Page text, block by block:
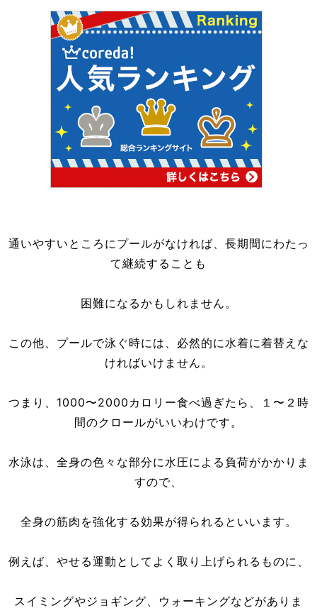
通いやすいところにプールがなければ、長期間にわたっ
て継続することも
困難になるかもしれません。
この他、プールで泳ぐ時には、必然的に水着に着替えな
ければいけません。
つまり、1000〜2000カロリー食べ過ぎたら、１〜２時
間のクロールがいいわけです。
水泳は、全身の色々な部分に水圧による負荷がかかりま
すので、
全身の筋肉を強化する効果が得られるといいます。
例えば、やせる運動としてよく取り上げられるものに、
スイミングやジョギング、ウォーキングなどがありま